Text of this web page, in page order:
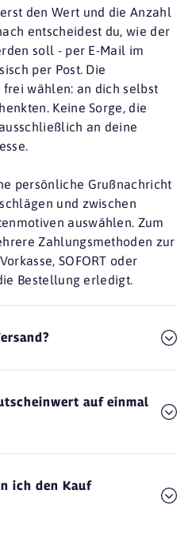
den Wert und die Anzahl
entscheidest du, wie der
soll - per E-Mail im
per Post. Die
wählen: an dich selbst
Keine Sorge, die
an deine
persönliche Grußnachricht
und zwischen
auswählen. Zum
Zahlungsmethoden zur
SOFORT oder
Bestellung erledigt.
auf einmal
ich den Kauf